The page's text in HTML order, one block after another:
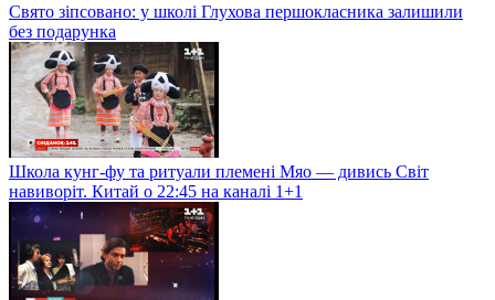
Свято зіпсовано: у школі Глухова першокласника залишили
без подарунка
Школа кунг-фу та ритуали племені Мяо — дивись Світ
навиворіт. Китай о 22:45 на каналі 1+1